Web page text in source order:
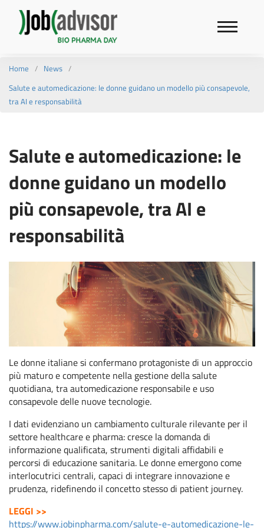
Home
News
Salute e automedicazione: le donne guidano un modello più consapevole,
tra AI e responsabilità
Salute e automedicazione: le
donne guidano un modello
più consapevole, tra AI e
responsabilità
Le donne italiane si confermano protagoniste di un approccio
più maturo e competente nella gestione della salute
quotidiana, tra automedicazione responsabile e uso
consapevole delle nuove tecnologie.
I dati evidenziano un cambiamento culturale rilevante per il
settore healthcare e pharma: cresce la domanda di
informazione qualificata, strumenti digitali affidabili e
percorsi di educazione sanitaria. Le donne emergono come
interlocutrici centrali, capaci di integrare innovazione e
prudenza, ridefinendo il concetto stesso di patient journey.
LEGGI >>
https://www.jobinpharma.com/salute-e-automedicazione-le-